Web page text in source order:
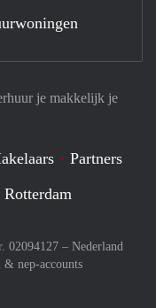
je makkelijk je
Partners
02094127 – Nederland
& nep-accounts